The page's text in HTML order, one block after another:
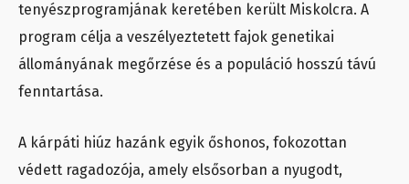
tenyészprogramjának keretében került Miskolcra. A
program célja a veszélyeztetett fajok genetikai
állományának megőrzése és a populáció hosszú távú
fenntartása.
A kárpáti hiúz hazánk egyik őshonos, fokozottan
védett ragadozója, amely elsősorban a nyugodt,